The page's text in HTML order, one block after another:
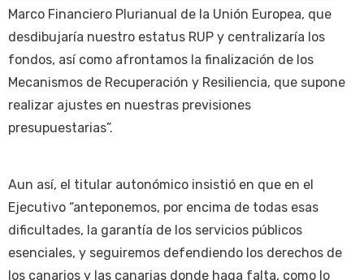
Marco Financiero Plurianual de la Unión Europea, que
desdibujaría nuestro estatus RUP y centralizaría los
fondos, así como afrontamos la finalización de los
Mecanismos de Recuperación y Resiliencia, que supone
realizar ajustes en nuestras previsiones
presupuestarias”.
Aun así, el titular autonómico insistió en que en el
Ejecutivo “anteponemos, por encima de todas esas
dificultades, la garantía de los servicios públicos
esenciales, y seguiremos defendiendo los derechos de
los canarios y las canarias donde haga falta, como lo